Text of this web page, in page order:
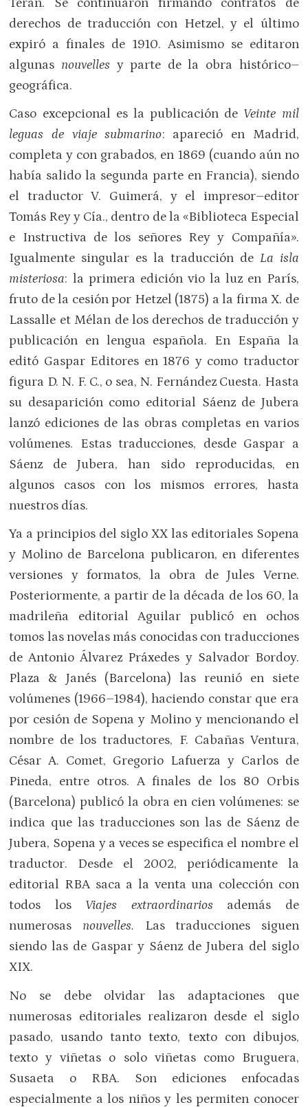
derechos de traducción con Hetzel, y el último
expiró a finales de 1910. Asimismo se editaron
algunas nouvelles y parte de la obra histórico–
geográfica.
Caso excepcional es la publicación de Veinte mil
leguas de viaje submarino: apareció en Madrid,
completa y con grabados, en 1869 (cuando aún no
había salido la segunda parte en Francia), siendo
el traductor V. Guimerá, y el impresor–editor
Tomás Rey y Cía., dentro de la «Biblioteca Especial
e Instructiva de los señores Rey y Compañía».
Igualmente singular es la traducción de La isla
misteriosa: la primera edición vio la luz en París,
fruto de la cesión por Hetzel (1875) a la firma X. de
Lassalle et Mélan de los derechos de traducción y
publicación en lengua española. En España la
editó Gaspar Editores en 1876 y como traductor
figura D. N. F. C., o sea, N. Fernández Cuesta. Hasta
su desaparición como editorial Sáenz de Jubera
lanzó ediciones de las obras completas en varios
volúmenes. Estas traducciones, desde Gaspar a
Sáenz de Jubera, han sido reproducidas, en
algunos casos con los mismos errores, hasta
nuestros días.
Ya a principios del siglo XX las editoriales Sopena
y Molino de Barcelona publicaron, en diferentes
versiones y formatos, la obra de Jules Verne.
Posteriormente, a partir de la década de los 60, la
madrileña editorial Aguilar publicó en ochos
tomos las novelas más conocidas con traducciones
de Antonio Álvarez Práxedes y Salvador Bordoy.
Plaza & Janés (Barcelona) las reunió en siete
volúmenes (1966–1984), haciendo constar que era
por cesión de Sopena y Molino y mencionando el
nombre de los traductores, F. Cabañas Ventura,
César A. Comet, Gregorio Lafuerza y Carlos de
Pineda, entre otros. A finales de los 80 Orbis
(Barcelona) publicó la obra en cien volúmenes: se
indica que las traducciones son las de Sáenz de
Jubera, Sopena y a veces se especifica el nombre el
traductor. Desde el 2002, periódicamente la
editorial RBA saca a la venta una colección con
todos los Viajes extraordinarios además de
numerosas nouvelles. Las traducciones siguen
siendo las de Gaspar y Sáenz de Jubera del siglo
XIX.
No se debe olvidar las adaptaciones que
numerosas editoriales realizaron desde el siglo
pasado, usando tanto texto, texto con dibujos,
texto y viñetas o solo viñetas como Bruguera,
Susaeta o RBA. Son ediciones enfocadas
especialmente a los niños y les permiten conocer